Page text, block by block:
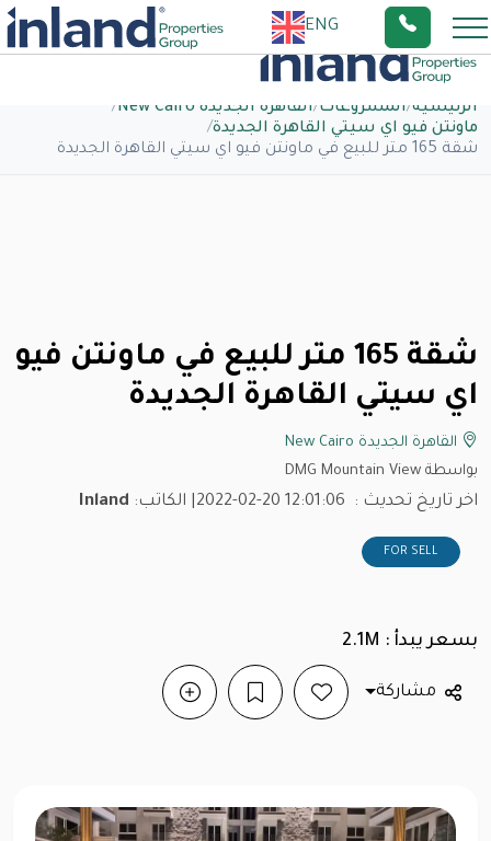
ENG
الرئيسية/المشروعات/القاهرة الجديدة New Cairo
/
ماونتن فيو اي سيتي القاهرة الجديدة/
شقة 165 متر للبيع في ماونتن فيو اي سيتي القاهرة الجديدة
شقة 165 متر للبيع في ماونتن فيو
اي سيتي القاهرة الجديدة
القاهرة الجديدة New Cairo
بواسطة DMG Mountain View
اخر تاريخ تحديث : 2022-02-20 12:01:06 | الكاتب: Inland
FOR SELL
بسعر يبدأ : 2.1M
مشاركة